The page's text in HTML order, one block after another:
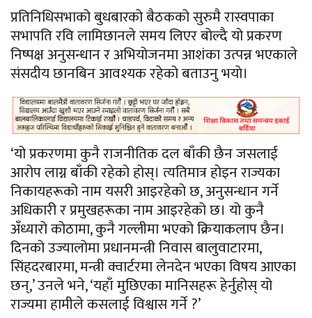
प्रतिनिधिसभाको बुधबारको बैठकको सुरुमै रास्वपाका
सभापति रवि लामिछानले समय लिएर बोल्दै यो प्रकरण
निष्पक्ष अनुसन्धान र अभियोजनमा आशंका उत्पन्न भएकाले
संसदीय छानबिन आवश्यक रहेको बताउनु भयाे।
‘यो प्रकरणमा कुनै राजनीतिक दल बाँकी छैन जसलाई
आरोप लाग्न बाँकी रहेको होस्। त्यतिमात्र होइन राज्यका
निकायहरूको नाम यसरी आइरहेको छ, अनुसन्धान गर्ने
अधिकारी र प्रमुखहरूका नाम आइरहेको छ। यो कुनै
अँध्यारो कोठामा, कुनै गल्लीमा भएको क्रियाकलाप छैन।
दिनको उज्यालोमा प्रधानमन्त्री निवास बालुवाटारमा,
सिंहदरबारमा, मन्त्री क्वार्टरमा लेनदेन भएका विषय आएका
छन्,’ उनले भने, ‘यहाँ मुछिएका मानिसहरू हेर्नुहोस् यो
राज्यमा हामीले कसलाई विश्वास गर्ने ?’